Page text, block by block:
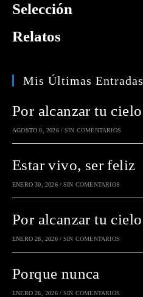
Selección
Relatos
Mis Últimas Entradas
Por alcanzar tu cielo
AGOSTO 8, 2026 / SIN COMENTARIOS
Estar vivo, ser feliz
ENERO 30, 2026 / SIN COMENTARIOS
Por alcanzar tu cielo
ENERO 28, 2026 / SIN COMENTARIOS
Porque nunca
ENERO 26, 2026 / SIN COMENTARIOS